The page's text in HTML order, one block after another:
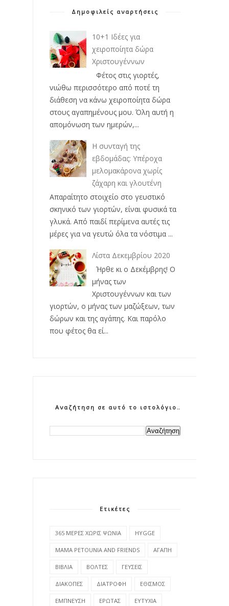
Δημοφιλείς αναρτήσεις
10+1 Ιδέες για
χειροποίητα δώρα
Χριστουγέννων
Φέτος στις γιορτές,
νιώθω περισσότερο από ποτέ τη
διάθεση να κάνω χειροποίητα δώρα
στους αγαπημένους μου. Όλη αυτή η
απομόνωση των ημερών,...
Η συνταγή της
εβδομάδας: Υπέροχα
μελομακάρονα χωρίς
ζάχαρη και γλουτένη
Απαραίτητο στοιχείο στο γευστικό
σκηνικό των γιορτών, είναι φυσικά τα
γλυκά. Από παιδί περίμενα αυτές τις
μέρες για να γευτώ όλα τα νόστιμα ...
Λίστα Δεκεμβρίου 2020
Ήρθε κι ο Δεκέμβρης! Ο
μήνας των
Χριστουγέννων και των
γιορτών, ο μήνας των μαζώξεων, των
δώρων και της αγάπης. Και παρόλο
που φέτος θα εί...
Αναζήτηση σε αυτό το ιστολόγιο
Ετικέτες
365 ΜΕΡΕΣ ΧΩΡΙΣ ΨΩΝΙΑ HYGGE
MAMA PETOUNIA AND FRIENDS ΑΓΑΠΗ
ΒΙΒΛΙΑ ΒΟΛΤΕΣ ΓΕΥΣΕΙΣ
ΔΙΑΚΟΠΕΣ ΔΙΑΤΡΟΦΗ ΕΘΙΣΜΟΣ
ΕΜΠΝΕΥΣΗ ΕΡΩΤΑΣ ΕΥΤΥΧΙΑ